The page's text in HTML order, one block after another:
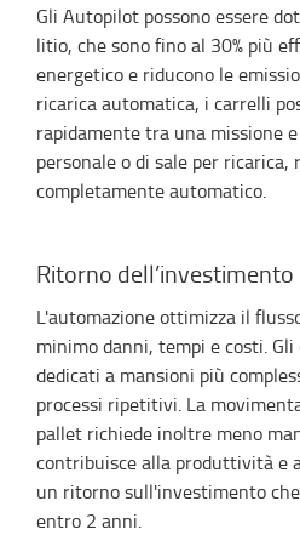
Gli Autopilot possono essere
litio, che sono fino al 30% più
energetico e riducono le
ricarica automatica, i carrelli
rapidamente tra una missione
personale o di sale per ricarica,
completamente automatico.
Ritorno dell’investimento
L'automazione ottimizza il
minimo danni, tempi e costi.
dedicati a mansioni più
processi ripetitivi. La
pallet richiede inoltre meno
contribuisce alla produttività e
un ritorno sull'investimento
entro 2 anni.